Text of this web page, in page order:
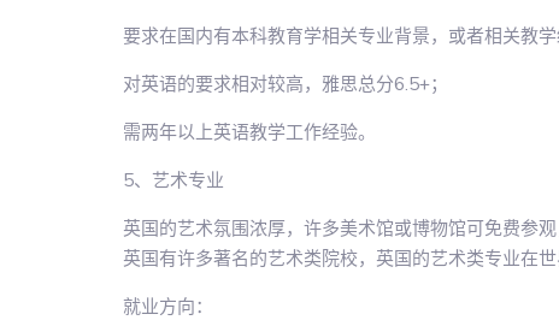
要求在国内有本科教育学相关专业背景，或者相关教学
对英语的要求相对较高，雅思总分6.5+；
需两年以上英语教学工作经验。
5、艺术专业
英国的艺术氛围浓厚，许多美术馆或博物馆可免费参
英国有许多著名的艺术类院校，英国的艺术类专业在
就业方向：